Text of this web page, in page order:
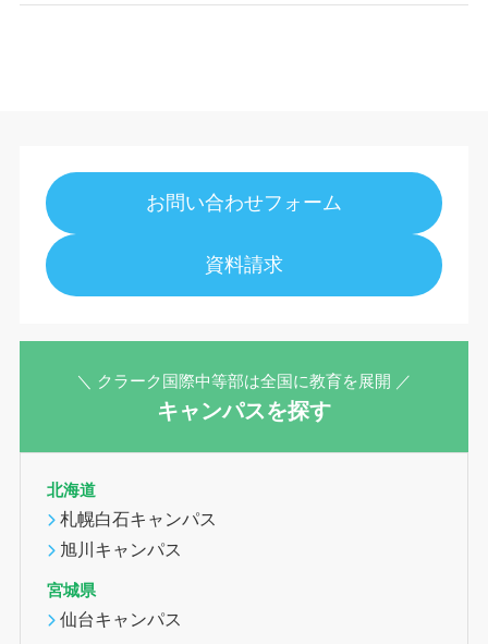
お問い合わせフォーム
資料請求
＼ クラーク国際中等部は全国に教育を展開 ／
キャンパスを探す
北海道
札幌白石キャンパス
旭川キャンパス
宮城県
仙台キャンパス